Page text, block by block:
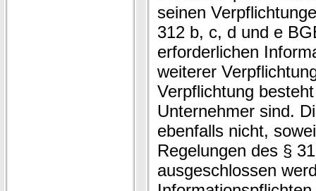
seinen
312 b, c, d und e
erforderlichen
weiterer
Verpflichtung
Unternehmer sind.
ebenfalls nicht,
Regelungen des §
ausgeschlossen